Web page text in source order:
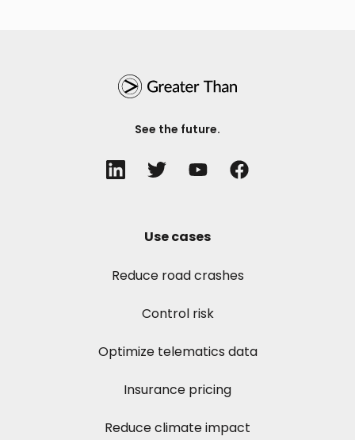
See the future.
Use cases
Reduce road crashes
Control risk
Optimize telematics data
Insurance pricing
Reduce climate impact